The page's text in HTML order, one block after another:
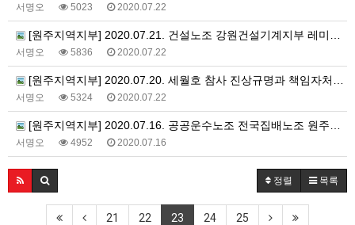
서명오 5023 2020.07.22
[원주지역지부] 2020.07.21. 건설노조 강원건설기계지부 레미콘지회 천막농성 투쟁
서명오 5836 2020.07.22
[원주지역지부] 2020.07.20. 세월호 참사 진상규명과 책임자처벌을 위한 원주 횡성 선전전
서명오 5324 2020.07.22
[원주지역지부] 2020.07.16. 공공운수노조 전국집배노조 원주우체국지부 출근 투쟁 184일차
서명오 4952 2020.07.16
정렬 목록
21 22 23 24 25